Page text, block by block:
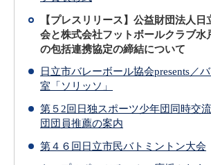
【プレスリリース】公益財団法人
会と株式会社フットボールクラブ水
の包括連携協定の締結について
日立市バレーボール協会presents／
室「ソリッソ」
第５2回日独スポーツ少年団同時交
団団員推薦の案内
第４６回日立市民バトミントン大会